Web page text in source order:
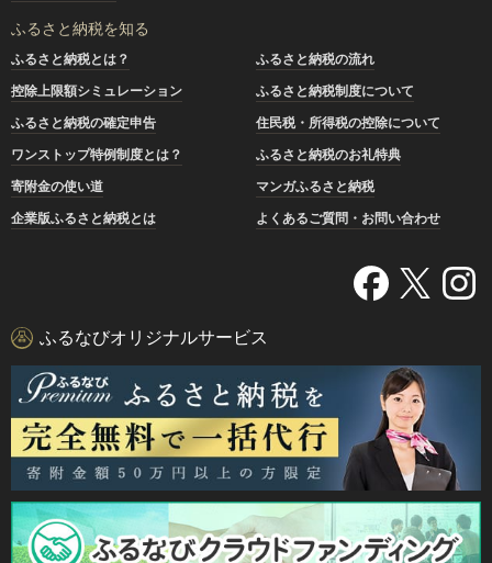
ふるさと納税を知る
ふるさと納税とは？
ふるさと納税の流れ
控除上限額シミュレーション
ふるさと納税制度について
ふるさと納税の確定申告
住民税・所得税の控除について
ワンストップ特例制度とは？
ふるさと納税のお礼特典
寄附金の使い道
マンガふるさと納税
企業版ふるさと納税とは
よくあるご質問・お問い合わせ
ふるなびオリジナルサービス